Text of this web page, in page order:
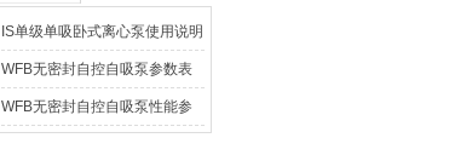
IS单级单吸卧式离心泵使用说明
书
WFB无密封自控自吸泵参数表
WFB无密封自控自吸泵性能参